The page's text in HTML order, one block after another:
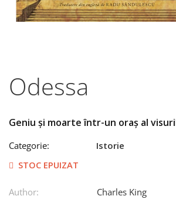
Odessa
Geniu și moarte într-un oraș al
Categorie:
Istorie
STOC EPUIZAT
Author:
Charles King